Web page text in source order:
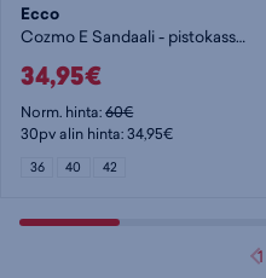
Ecco
Cozmo E Sandaali - pistokassandaalit
34,95€
Norm. hinta:60€
30pv alin hinta: 34,95€
36 40 42
1